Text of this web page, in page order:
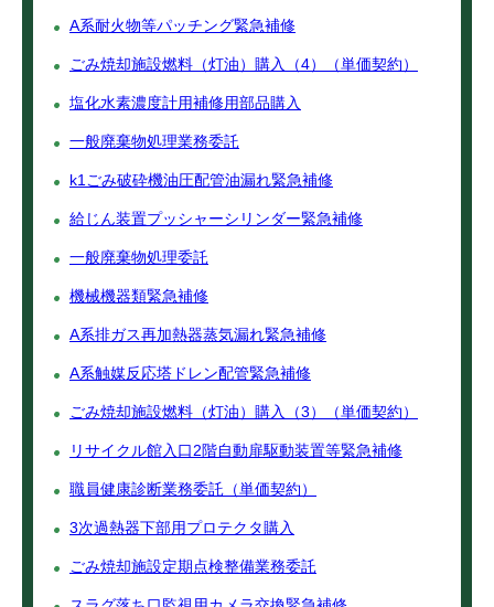
A系耐火物等パッチング緊急補修
ごみ焼却施設燃料（灯油）購入（4）（単価契約）
塩化水素濃度計用補修用部品購入
一般廃棄物処理業務委託
k1ごみ破砕機油圧配管油漏れ緊急補修
給じん装置プッシャーシリンダー緊急補修
一般廃棄物処理委託
機械機器類緊急補修
A系排ガス再加熱器蒸気漏れ緊急補修
A系触媒反応塔ドレン配管緊急補修
ごみ焼却施設燃料（灯油）購入（3）（単価契約）
リサイクル館入口2階自動扉駆動装置等緊急補修
職員健康診断業務委託（単価契約）
3次過熱器下部用プロテクタ購入
ごみ焼却施設定期点検整備業務委託